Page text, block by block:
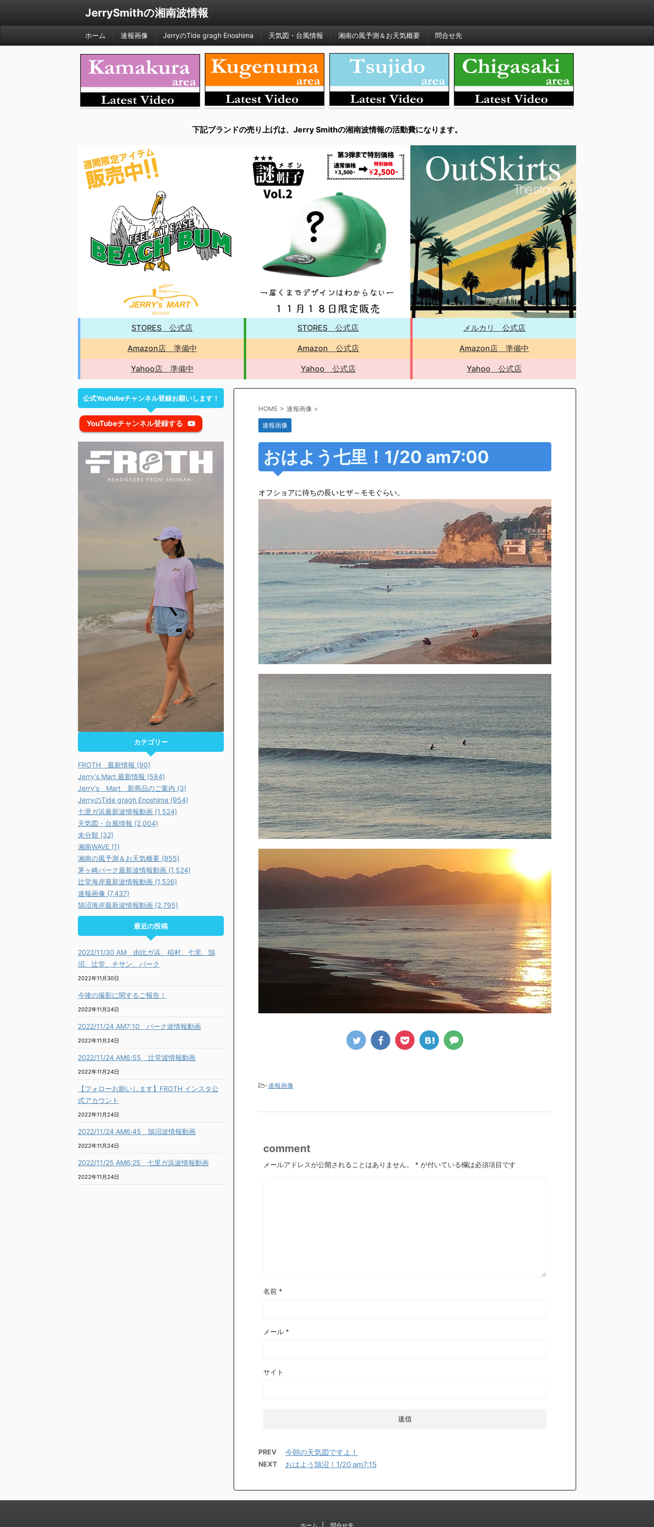
JerrySmithの湘南波情報
ホーム 速報画像 JerryのTide gragh Enoshima 天気図・台風情報 湘南の風予測＆お天気概要 問合せ先
下記ブランドの売り上げは、Jerry Smithの湘南波情報の活動費になります。
STORES 公式店
Amazon店 準備中
Yahoo店 準備中
STORES 公式店
Amazon 公式店
Yahoo 公式店
メルカリ 公式店
Amazon店 準備中
Yahoo 公式店
HOME > 速報画像 >
速報画像
おはよう七里！1/20 am7:00
オフショアに待ちの長いヒザ～モモぐらい。
-速報画像
comment
メールアドレスが公開されることはありません。 * が付いている欄は必須項目です
名前 *
メール *
サイト
PREV 今朝の天気図ですよ！
NEXT おはよう鵠沼！1/20 am7:15
公式Youtubeチャンネル登録お願いします！
YouTubeチャンネル登録する
カテゴリー
FROTH 最新情報 (90)
Jerry's Mart 最新情報 (584)
Jerry's Mart 新商品のご案内 (3)
JerryのTide gragh Enoshima (954)
七里ガ浜最新波情報動画 (1,524)
天気図・台風情報 (2,004)
未分類 (32)
湘南WAVE (1)
湘南の風予測＆お天気概要 (955)
茅ヶ崎パーク最新波情報動画 (1,524)
辻堂海岸最新波情報動画 (1,526)
速報画像 (7,437)
鵠沼海岸最新波情報動画 (2,795)
最近の投稿
2022/11/30 AM 由比ガ浜、稲村、七里、鵠
沼、辻堂、チサン、パーク
2022年11月30日
今後の撮影に関するご報告！
2022年11月24日
2022/11/24 AM7:10 パーク波情報動画
2022年11月24日
2022/11/24 AM6:55 辻堂波情報動画
2022年11月24日
【フォローお願いします】FROTH インスタ公
式アカウント
2022年11月24日
2022/11/24 AM6:45 鵠沼波情報動画
2022年11月24日
2022/11/25 AM6:25 七里ガ浜波情報動画
2022年11月24日
ホーム 問合せ先